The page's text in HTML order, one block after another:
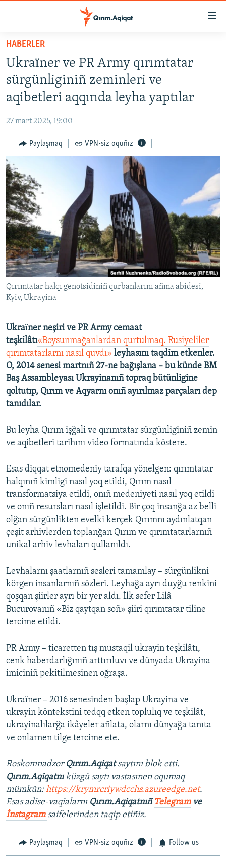
Esas
qaytmaq
Baş
navigatsiyağa
qaytmaq
Qıdıruvğa
HABERLER
İQTİSADİYAT
MEDENİYET
İNSAN AQLARI
VİDEO
SÜRET
BLOGLAR
FİKİR
Русский
Українською
QOŞULIÑIZ!
RFE/RS bütün saytları
HABERLER
Ukraїner ve PR Army qırımtatar
sürgünliginiñ zeminleri ve
aqibetleri aqqında leyha yaptılar
27 mart 2025, 19:00
Paylaşmaq VPN-siz oquñız
Qırımtatar halqı genotsidiniñ qurbanlarını añma abidesi,
Kyiv, Ukrayina
Ukraїner neşiri ve PR Army cemaat
teşkilâtı«Boysunmağanlardan qurtulmaq. Rusiyeliler
qırımtatarlarnı nasıl quvdı» leyhasını taqdim etkenler.
O, 2014 senesi martnıñ 27-ne bağışlana – bu künde BM
Baş Assambleyası Ukrayinanıñ topraq bütünligine
qoltutıp, Qırım ve Aqyarnı onıñ ayırılmaz parçaları dep
tanıdılar.
Bu leyha Qırım işğali ve qırımtatar sürgünliginiñ zemin
ve aqibetleri tarihını video formatında köstere.
Esas diqqat etnomedeniy tarafqa yönelgen: qırımtatar
halqınıñ kimligi nasıl yoq etildi, Qırım nasıl
transformatsiya etildi, onıñ medeniyeti nasıl yoq etildi
ve onıñ resursları nasıl işletildi. Bir çoq insanğa az belli
olğan sürgünlikten evelki kerçek Qırımnı aydınlatqan
çeşit arhivlerden toplanğan Qırım ve qırımtatarlarnıñ
unikal arhiv levhaları qullanıldı.
Levhalarnı şaatlarnıñ sesleri tamamlay – sürgünlikni
körgen insanlarnıñ sözleri. Leyhağa ayrı duyğu renkini
qoşqan şiirler ayrı bir yer aldı. İlk sefer Lilâ
Bucurovanıñ «Biz qaytqan soñ» şiiri qırımtatar tiline
tercime etildi.
PR Army – ticaretten tış mustaqil ukrayin teşkilâtı,
cenk haberdarlığınıñ arttırıluvı ve dünyada Ukrayina
imiciniñ pekitilmesinen oğraşa.
Ukraїner – 2016 senesinden başlap Ukrayina ve
ukrayin köntekstini tedqq etken toplulıq ve teşkilât,
ukrayinalılarğa ikâyeler añlata, olarnı dünyağa tanıta
ve onlarnen tilge tercime ete.
Roskomnadzor Qırım.Aqiqatsaytını blok etti.
Qırım.Aqiqatnıküzgü saytı vastasınen oqumaq
mümkün:https://krymrcriywdcchs.azureedge.net.
Esas adise-vaqialarnı Qırım.Aqiqatnıñ Telegramve
İnstagram saifelerinden taqip etiñiz.
Paylaşmaq VPN-siz oquñız Follow us